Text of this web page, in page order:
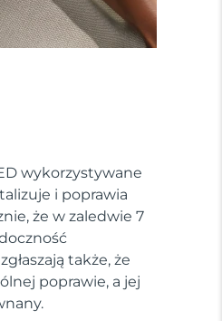
wykorzystywane
i poprawia
że w zaledwie 7
także, że
poprawie, a jej